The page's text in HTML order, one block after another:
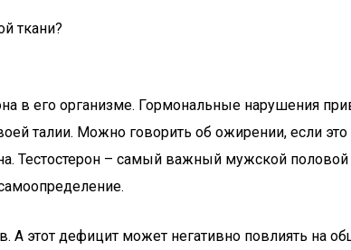
ткани?
в его организме. Гормональные нарушения
талии. Можно говорить об ожирении, если это
Тестостерон – самый важный мужской
А этот дефицит может негативно повлиять на